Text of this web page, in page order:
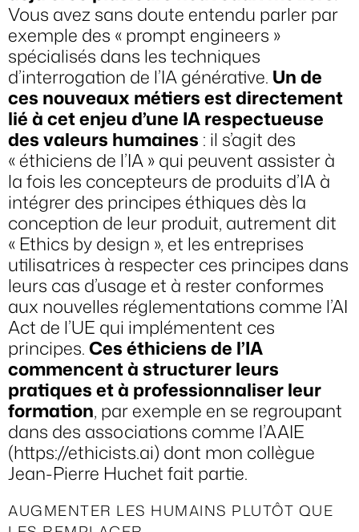
Vous avez sans doute entendu parler par
exemple des « prompt engineers »
spécialisés dans les techniques
d’interrogation de l’IA générative. Un de
ces nouveaux métiers est directement
lié à cet enjeu d’une IA respectueuse
des valeurs humaines : il s’agit des
« éthiciens de l’IA » qui peuvent assister à
la fois les concepteurs de produits d’IA à
intégrer des principes éthiques dès la
conception de leur produit, autrement dit
« Ethics by design », et les entreprises
utilisatrices à respecter ces principes dans
leurs cas d’usage et à rester conformes
aux nouvelles réglementations comme l’AI
Act de l’UE qui implémentent ces
principes.Ces éthiciens de l’IA
commencent à structurer leurs
pratiques et à professionnaliser leur
formation, par exemple en se regroupant
dans des associations comme l’AAIE
(https://ethicists.ai) dont mon collègue
Jean-Pierre Huchet fait partie.
AUGMENTER LES HUMAINS PLUTÔT QUE